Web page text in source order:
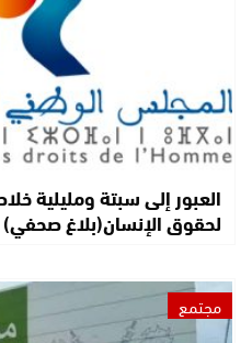
العبور إلى سبتة ومليلية
لحقوق الإنسان(بلاغ صحفي)
مجتمع